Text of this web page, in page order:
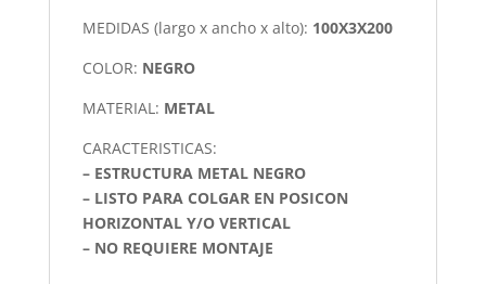
MEDIDAS (largo x ancho x alto): 100X3X200
COLOR: NEGRO
MATERIAL: METAL
CARACTERISTICAS:
– ESTRUCTURA METAL NEGRO
– LISTO PARA COLGAR EN POSICON
HORIZONTAL Y/O VERTICAL
– NO REQUIERE MONTAJE